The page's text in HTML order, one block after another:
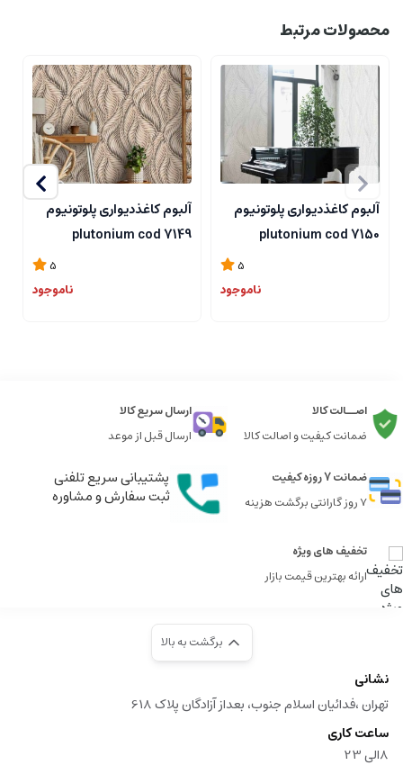
محصولات مرتبط
آلبوم کاغذدیواری پلوتونیوم
plutonium cod 7150
5
ناموجود
آلبوم کاغذدیواری پلوتونیوم
plutonium cod 7149
5
ناموجود
اصــالت کالا
ضمانت کیفیت و اصالت کالا
ارسال سریع کالا
ارسال قبل از موعد
ضمانت 7 روزه کیفیت
7 روز گارانتی برگشت هزینه
پشتیبانی سریع تلفنی
ثبت سفارش و مشاوره
تخفیف های ویژه
ارائه بهترین قیمت بازار
برگشت به بالا
نشانی
تهران ،فدائیان اسلام جنوب، بعداز آزادگان پلاک 618
ساعت کاری
8الی 23